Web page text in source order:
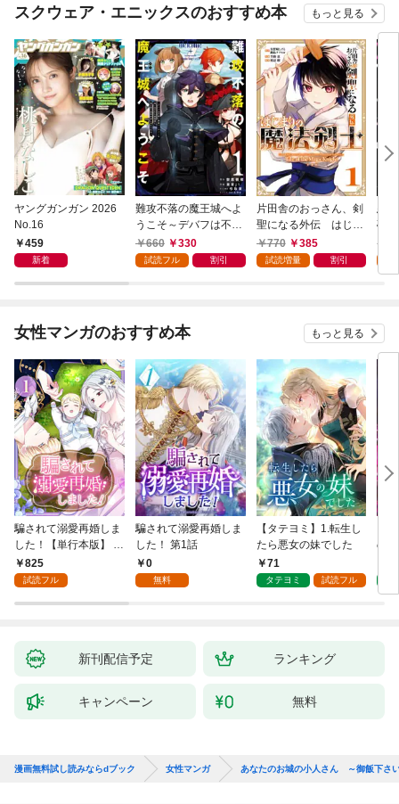
スクウェア・エニックスのおすすめ本 もっと見る
ヤングガンガン 2026
No.16
459
新着
難攻不落の魔王城へよ
うこそ～デバフは不要
と勇者パーティーを追
い出された黒魔導士、
660 330
試読フル 割引
片田舎のおっさん、剣
聖になる外伝 はじま
りの魔法剣士 1巻
770 385
試読増量 割引
悪
破
叩
つ
か
女性マンガのおすすめ本 もっと見る
騙されて溺愛再婚しま
した！【単行本版】 1
巻825
試読フル
騙されて溺愛再婚しま
した！ 第1話
0
無料
【タテヨミ】1.転生し
たら悪女の妹でした
71
タテヨミ 試読フル
の
新刊配信予定 ランキング
キャンペーン 無料
漫画無料試し読みならdブック 女性マンガ あなたのお城の小人さん ～御飯下さ